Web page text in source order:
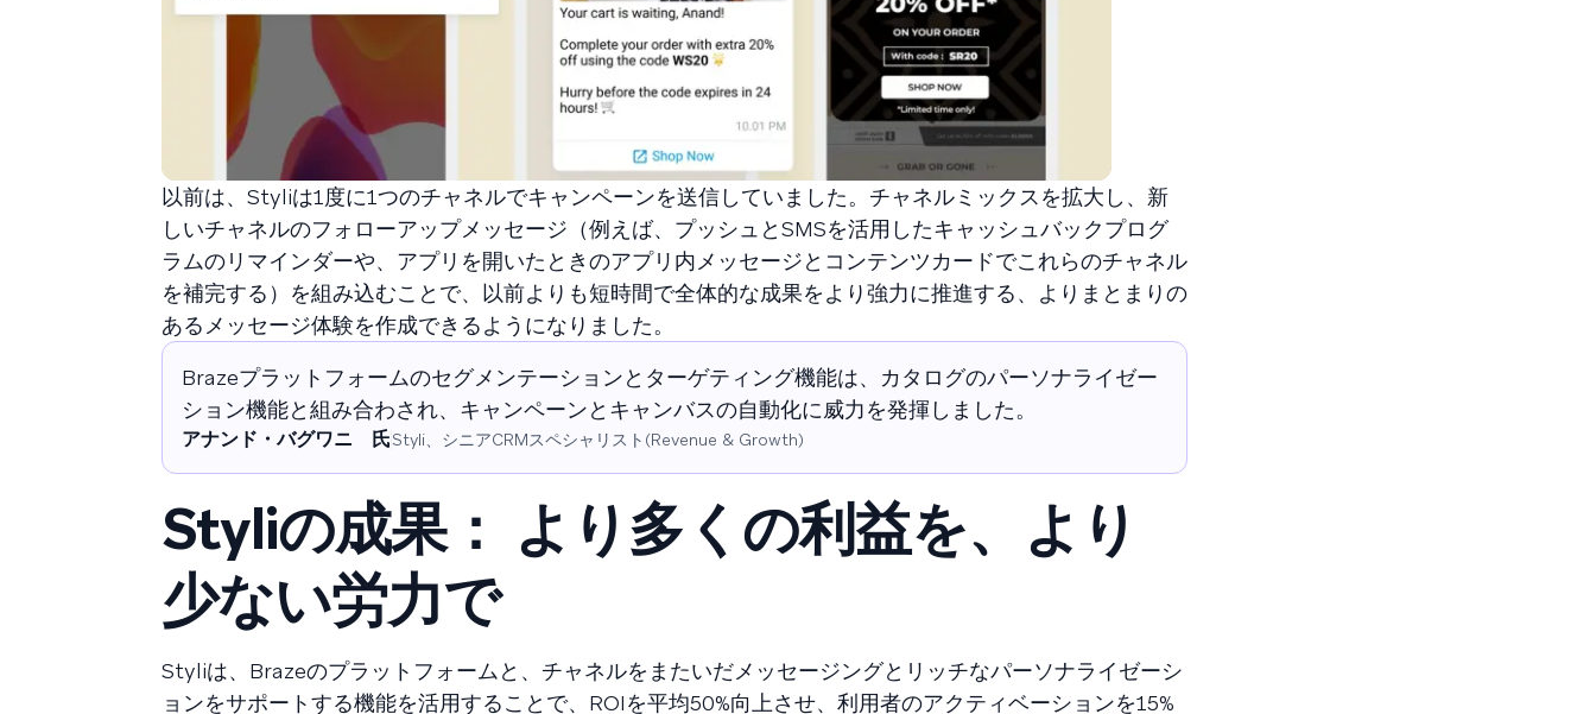
以前は、Styliは1度に1つのチャネルでキャンペーンを送信していました。チャネルミックスを拡大し、新
しいチャネルのフォローアップメッセージ（例えば、プッシュとSMSを活用したキャッシュバックプログ
ラムのリマインダーや、アプリを開いたときのアプリ内メッセージとコンテンツカードでこれらのチャネル
を補完する）を組み込むことで、以前よりも短時間で全体的な成果をより強力に推進する、よりまとまりの
あるメッセージ体験を作成できるようになりました。
Brazeプラットフォームのセグメンテーションとターゲティング機能は、カタログのパーソナライゼー
ション機能と組み合わされ、キャンペーンとキャンバスの自動化に威力を発揮しました。
アナンド・バグワニ 氏Styli、シニアCRMスペシャリスト(Revenue & Growth)
Styliの成果： より多くの利益を、より
少ない労力で
Styliは、Brazeのプラットフォームと、チャネルをまたいだメッセージングとリッチなパーソナライゼーシ
ョンをサポートする機能を活用することで、ROIを平均50%向上させ、利用者のアクティベーションを15%